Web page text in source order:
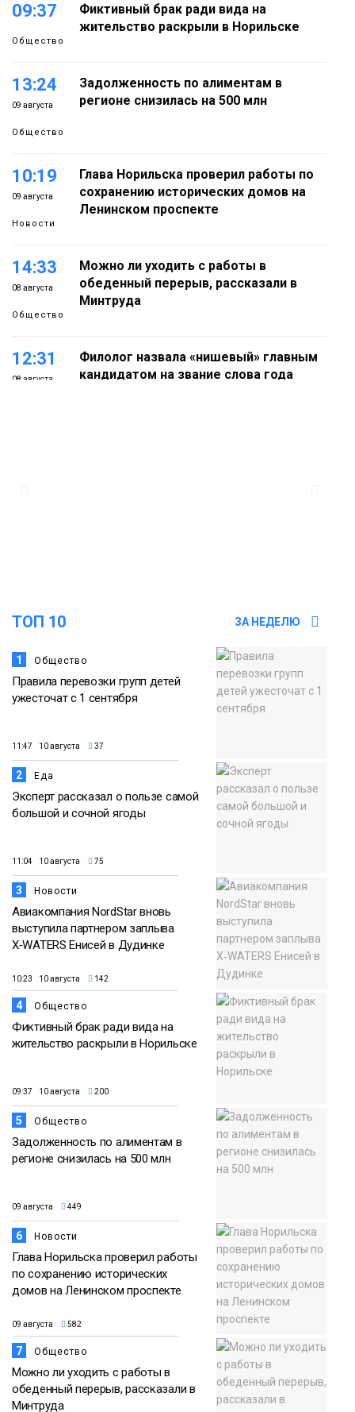
09:37
Общество
Фиктивный брак ради вида на
жительство раскрыли в Норильске
13:24
09 августа
Общество
Задолженность по алиментам в
регионе снизилась на 500 млн
10:19
09 августа
Новости
Глава Норильска проверил работы по
сохранению исторических домов на
Ленинском проспекте
14:33
08 августа
Общество
Можно ли уходить с работы в
обеденный перерыв, рассказали в
Минтруда
12:31
08 августа
Филолог назвала «нишевый» главным
кандидатом на звание слова года
ТОП 10 ЗА НЕДЕЛЮ
1 Общество
Правила перевозки групп детей
ужесточат с 1 сентября
11:47 10 августа 37
2 Еда
Эксперт рассказал о пользе самой
большой и сочной ягоды
11:04 10 августа 75
3 Новости
Авиакомпания NordStar вновь
выступила партнером заплыва
X‑WATERS Енисей в Дудинке
10:23 10 августа 142
4 Общество
Фиктивный брак ради вида на
жительство раскрыли в Норильске
09:37 10 августа 200
5 Общество
Задолженность по алиментам в
регионе снизилась на 500 млн
09 августа 449
6 Новости
Глава Норильска проверил работы
по сохранению исторических
домов на Ленинском проспекте
09 августа 582
7 Общество
Можно ли уходить с работы в
обеденный перерыв, рассказали в
Минтруда